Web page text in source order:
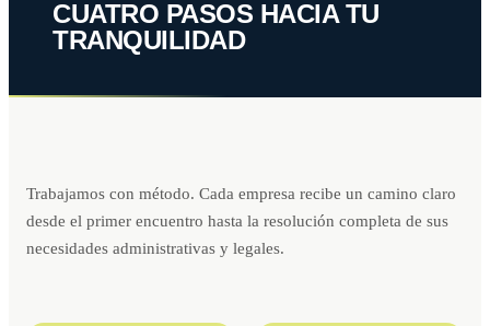
CUATRO PASOS HACIA TU
TRANQUILIDAD
Trabajamos con método. Cada empresa recibe un camino claro
desde el primer encuentro hasta la resolución completa de sus
necesidades administrativas y legales.